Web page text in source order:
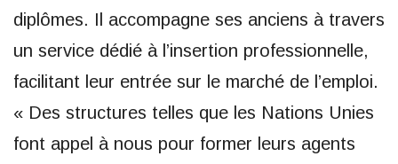
diplômes. Il accompagne ses anciens à travers
un service dédié à l’insertion professionnelle,
facilitant leur entrée sur le marché de l’emploi.
« Des structures telles que les Nations Unies
font appel à nous pour former leurs agents